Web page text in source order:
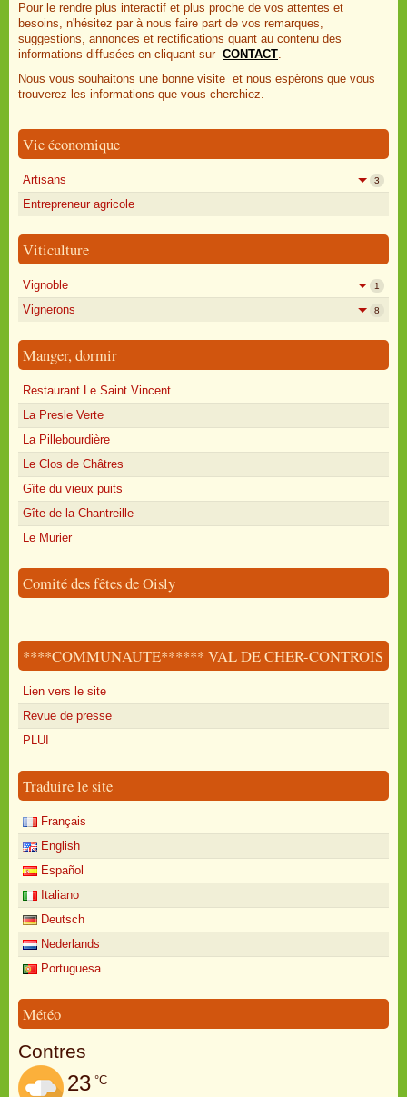
Pour le rendre plus interactif et plus proche de vos attentes et
besoins, n'hésitez par à nous faire part de vos remarques,
suggestions, annonces et rectifications quant au contenu des
informations diffusées en cliquant sur CONTACT.
Nous vous souhaitons une bonne visite et nous espèrons que vous
trouverez les informations que vous cherchiez.
Vie économique
Artisans 3
Entrepreneur agricole
Viticulture
Vignoble 1
Vignerons 8
Manger, dormir
Restaurant Le Saint Vincent
La Presle Verte
La Pillebourdière
Le Clos de Châtres
Gîte du vieux puits
Gîte de la Chantreille
Le Murier
Comité des fêtes de Oisly
****COMMUNAUTE****** VAL DE CHER-CONTROIS
Lien vers le site
Revue de presse
PLUI
Traduire le site
Français
English
Español
Italiano
Deutsch
Nederlands
Portuguesa
Météo
Contres
23 °C